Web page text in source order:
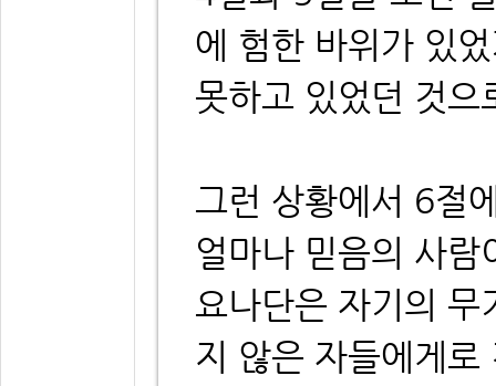
에 험한 바위가 있
못하고 있었던 것으
그런 상황에서 6절
얼마나 믿음의 사
요나단은 자기의 무
지 않은 자들에게로